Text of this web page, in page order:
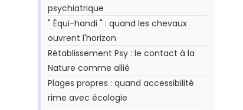
psychiatrique
" Équi-handi " : quand les chevaux
ouvrent l'horizon
Rétablissement Psy : le contact à la
Nature comme allié
Plages propres : quand accessibilité
rime avec écologie